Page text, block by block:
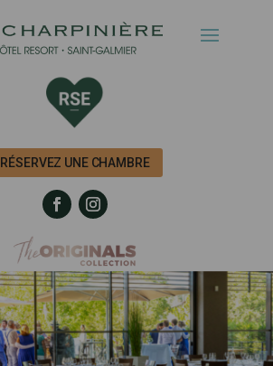
RÉSERVEZ UNE CHAMBRE